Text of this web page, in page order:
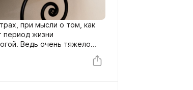
при мысли о том, как
период жизни
Ведь очень тяжело
ступень.